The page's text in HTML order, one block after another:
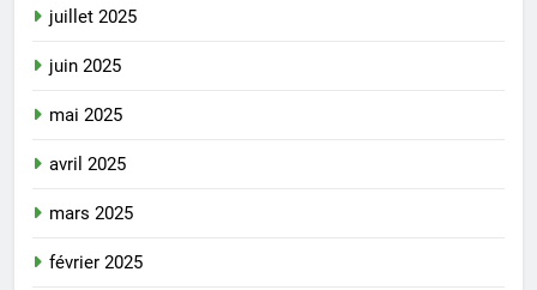
juillet 2025
juin 2025
mai 2025
avril 2025
mars 2025
février 2025